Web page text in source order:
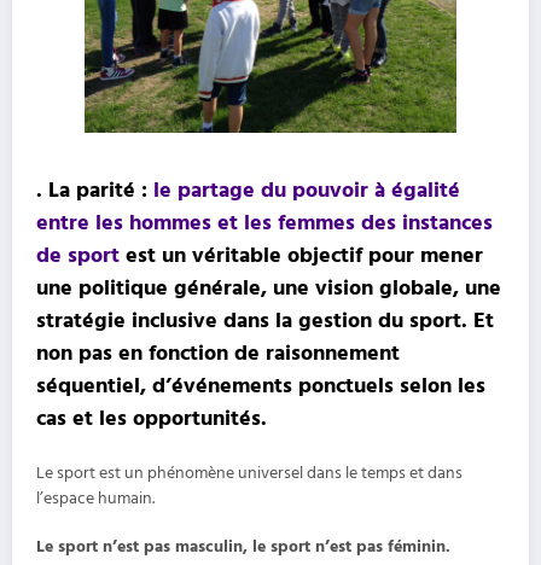
. La parité : le partage du pouvoir à égalité
entre les hommes et les femmes des instances
de sport est un véritable objectif pour mener
une politique générale, une vision globale, une
stratégie inclusive dans la gestion du sport. Et
non pas en fonction de raisonnement
séquentiel, d’événements ponctuels selon les
cas et les opportunités.
Le sport est un phénomène universel dans le temps et dans
l’espace humain.
Le sport n’est pas masculin, le sport n’est pas féminin.